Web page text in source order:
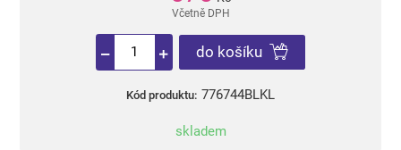
Včetně DPH
do košíku
Kód produktu: 776744BLKL
skladem